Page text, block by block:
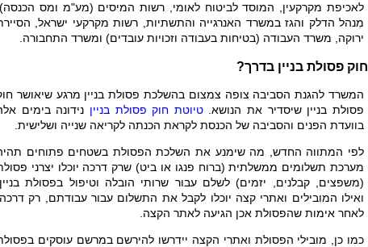
לאכיפת מקרקעין, המוסד לביטוח לאומי, רשות המיסים (מע"מ ומס
מִנהל הדלק והגז במשרד האנרגייה והתשתיות, רשות מקרקעי ישראל,
ירוקה, משרד העבודה (בטיחות בעבודה וזכויות עובדים) ומשרד התחבורה.
חוק פסולת בניין בדרך?
המשרד להגנת הסביבה צופה צמצום בהשלכת פסולת בניין מרגע שיאושר
פסולת בניין שיסדיר את הנושא.טיוטת חוק פסולת בניין נידונה בימים
בוועדת הפנים והסביבה של הכנסת לקראת הכנתה לקריאה שנייה ושלישית.
לפי המתווה החדש, מה שימנע את השלכת הפסולת בשטחים פתוחים
מערכת תשלומים ממשלתית (ברוח פנגו או ביט) שרק דרכה יוכלו יצרני
(משפצים, קבלנים, יזמים) לשלם עבור שרותי הובלה וטיפול בפסולת
ואילו המובילים ואתרי קצה יוכלו לקבל את התשלום עבור עבודתם, רק
לאחר אימות שהפסולת אכן הגיעה לאתר הקצה.
כמו כן, מובילי הפסולת ואתרי הקצה יידרשו להירשם במרשם עוסקים